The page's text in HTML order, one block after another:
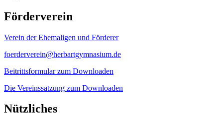
Förderverein
Verein der Ehemaligen und Förderer
foerderverein@herbartgymnasium.de
Beitrittsformular zum Downloaden
Die Vereinssatzung zum Downloaden
Nützliches